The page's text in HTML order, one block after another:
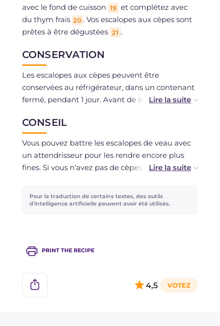
avec le fond de cuisson 19 et complétez avec
du thym frais 20 . Vos escalopes aux cèpes sont
prêtes à être dégustées 21 .
CONSERVATION
Les escalopes aux cèpes peuvent être
conservées au réfrigérateur, dans un contenant
fermé, pendant 1 jour. Avant de les consommer,
un filet d'huile, ajoutez un peu d'eau pour
redonner de la crémeux à la sauce.
CONSEIL
Vous pouvez battre les escalopes de veau avec
un attendrisseur pour les rendre encore plus
fines. Si vous n'avez pas de cèpes à disposition,
utiliser des champignons de Paris, disponibles
toute l'année. Les escalopes se préparent
Pour la traduction de certains textes, des outils
d'intelligence artificielle peuvent avoir été utilisés.
PRINT THE RECIPE
4,5